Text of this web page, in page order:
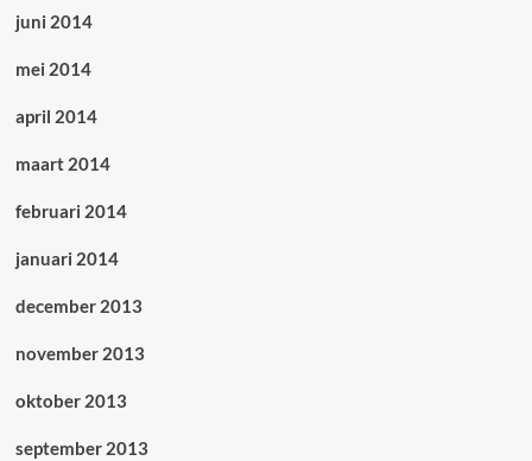
juni 2014
mei 2014
april 2014
maart 2014
februari 2014
januari 2014
december 2013
november 2013
oktober 2013
september 2013